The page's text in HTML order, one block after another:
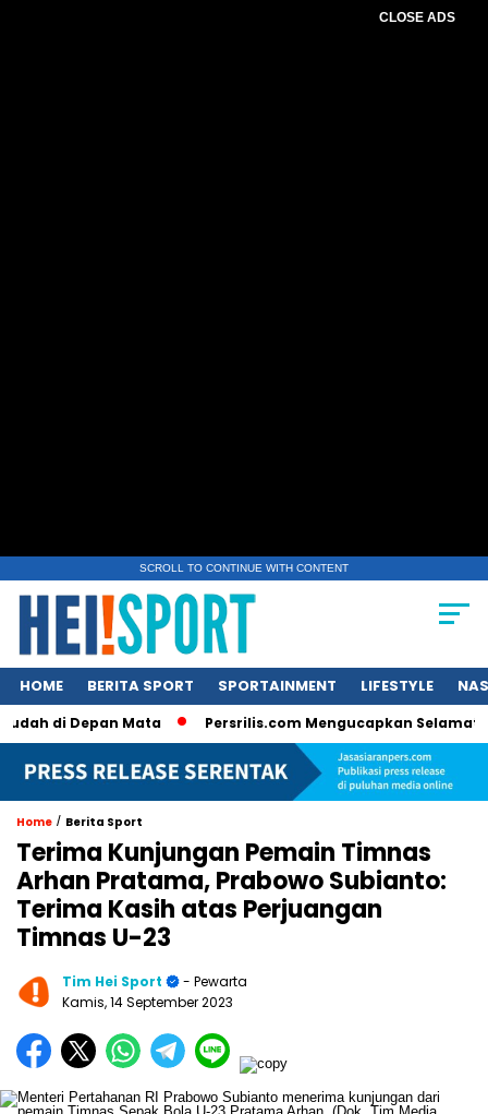
CLOSE ADS
SCROLL TO CONTINUE WITH CONTENT
HOME BERITA SPORT SPORTAINMENT LIFESTYLE
Depan Mata Persrilis.com Mengucapkan Selamat Tahun
Home / Berita Sport
Terima Kunjungan Pemain Timnas
Arhan Pratama, Prabowo Subianto:
Terima Kasih atas Perjuangan
Timnas U-23
Tim Hei Sport
- Pewarta
Kamis, 14 September 2023